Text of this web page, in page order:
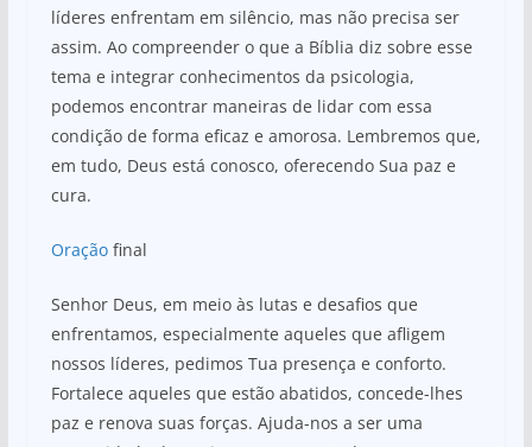
líderes enfrentam em silêncio, mas não precisa ser
assim. Ao compreender o que a Bíblia diz sobre esse
tema e integrar conhecimentos da psicologia,
podemos encontrar maneiras de lidar com essa
condição de forma eficaz e amorosa. Lembremos que,
em tudo, Deus está conosco, oferecendo Sua paz e
cura.
Oraçãofinal
Senhor Deus, em meio às lutas e desafios que
enfrentamos, especialmente aqueles que afligem
nossos líderes, pedimos Tua presença e conforto.
Fortalece aqueles que estão abatidos, concede-lhes
paz e renova suas forças. Ajuda-nos a ser uma